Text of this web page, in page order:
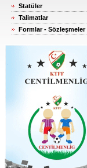
Statüler
Talimatlar
Formlar - Sözleşmeler